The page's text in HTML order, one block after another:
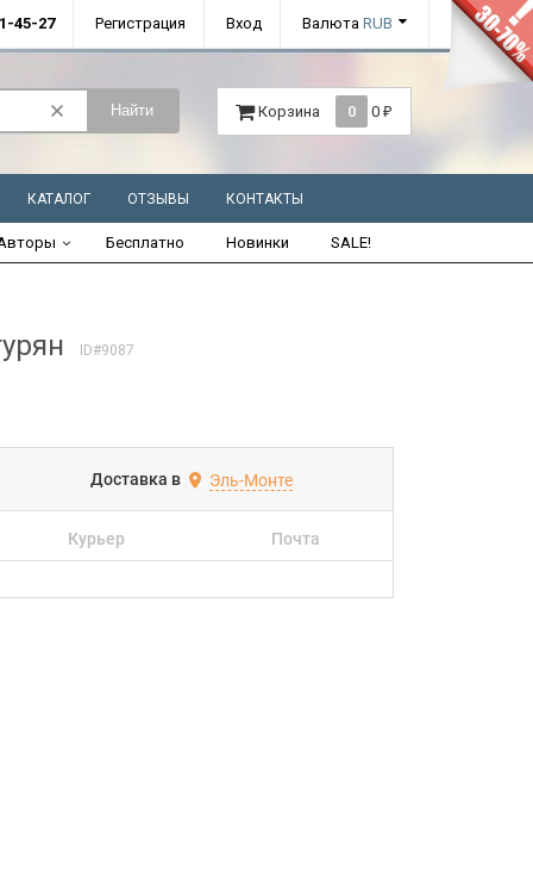
45-27 Регистрация Вход Валюта RUB
Найти Корзина 0 0 ₽
КАТАЛОГ ОТЗЫВЫ КОНТАКТЫ
Бесплатно Новинки SALE!
ID#9087
Доставка в Эль-Монте
Курьер Почта